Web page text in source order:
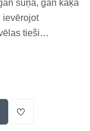
suņa, gan kaķa
ievērojot
tieši
lietot